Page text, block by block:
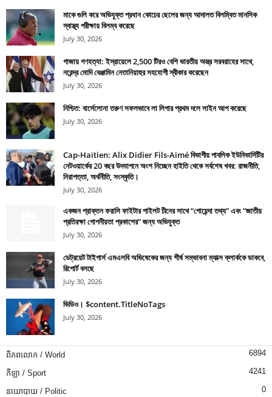
মাকে গুলি করে অভিযুক্ত প্রধান কোচের ছেলের জন্য আদালত বিলম্বিত মানসিক
স্বাস্থ্য পরীক্ষায় বিলম্ব করেছে
July 30, 2026
গাজায় গণহত্যা: ইস্রায়েলে 2,500 টিরও বেশি ভারতীয় অস্ত্র সরবরাহের সাথে,
নরেন্দ্র মোদি বেঞ্জামিন নেতানিয়াহুর সহযোগী স্বীকার করেছেন
July 30, 2026
নিশ্চিত: বার্সেলোনা তরুণ সফলভাবে লা লিগার প্রথম দলে সাইন আপ করেছে
July 30, 2026
Cap-Haïtien: Alix Didier Fils-Aimé বিভাগীয় পাবলিক ইউনিভার্সিটির
নেটওয়ার্কের 20 বছর উদযাপনে অংশ নিচ্ছেন হাইতি থেকে সর্বশেষ খবর: রাজনীতি,
নিরাপত্তা, অর্থনীতি, সংস্কৃতি।
July 30, 2026
একজন প্রাক্তন ফরাসি ফাইটার পাইলট চীনের সাথে “গোয়েন্দা তথ্য” এবং “জাতীয়
প্রতিরক্ষা গোপনীয়তা প্রকাশের” জন্য অভিযুক্ত
July 30, 2026
ডেট্রয়েট টাইগার্স এমএলবি অভিষেকের জন্য শীর্ষ সম্ভাবনা ম্যাক্স ক্লার্ককে ডাকবে,
রিপোর্ট বলছে
July 30, 2026
ভিডিও। $content.TitleNoTags
July 30, 2026
ពិភពលោក / World 6894
កីឡា / Sport 4241
នយោបាយ / Politic 0